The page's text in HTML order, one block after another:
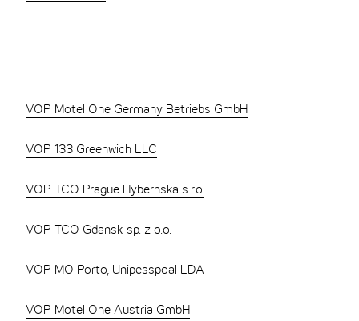
VOP Motel One Germany Betriebs GmbH
VOP 133 Greenwich LLC
VOP TCO Prague Hybernska s.r.o.
VOP TCO Gdansk sp. z o.o.
VOP MO Porto, Unipesspoal LDA
VOP Motel One Austria GmbH